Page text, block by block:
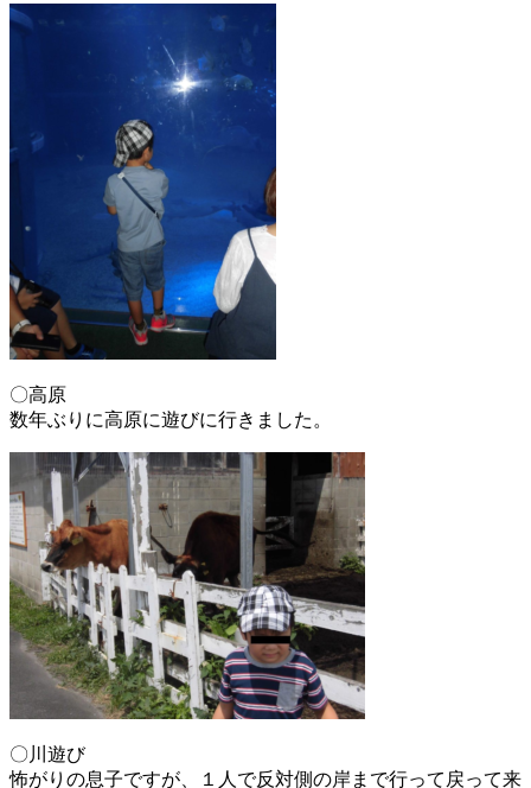
〇高原
数年ぶりに高原に遊びに行きました。
〇川遊び
怖がりの息子ですが、１人で反対側の岸まで行って戻って来